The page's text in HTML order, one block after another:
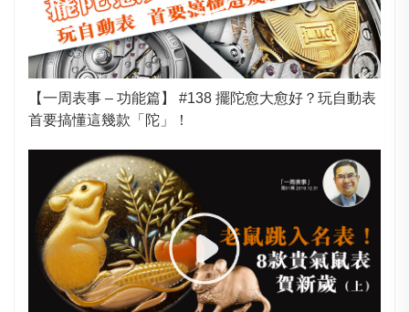
【一周表事 – 功能篇】 #138 擺陀愈大愈好？玩自動表
首要搞懂這幾款「陀」！